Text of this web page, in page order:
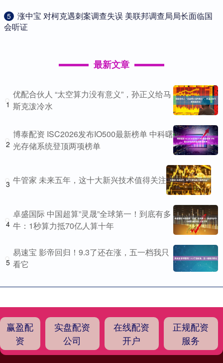
5
​涨中宝 对柯克遇刺案调查失误 美联邦调查局局长面临国
会听证
最新文章
1
优配合伙人 “太空算力没有意义”，孙正义给马
斯克泼冷水
2
博泰配资 ISC2026发布IO500最新榜单 中科曙
光存储系统登顶两项榜单
3 牛管家 未来五年，这十大新兴技术值得关注
4
卓盛国际 中国超算”灵晟”全球第一！到底有多
牛：1秒算力抵70亿人算十年
5
易速宝 影帝回归！9.3了还在涨，五一档我只
看它
赢盈配
资
实盘配资
公司
在线配资
开户
正规配资
服务